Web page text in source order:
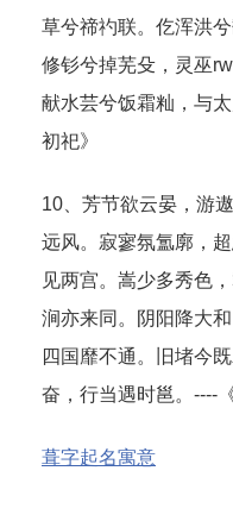
草兮禘礿联。仡浑洪
修钐兮掉芜殳，灵巫
献水芸兮饭霜籼，与
初祀》
10、芳节欲云晏，游
远风。寂寥氛氲廓，
见两宫。嵩少多秀色
涧亦来同。阴阳降大
四国靡不通。旧堵今既
奋，行当遇时邕。----
葺字起名寓意